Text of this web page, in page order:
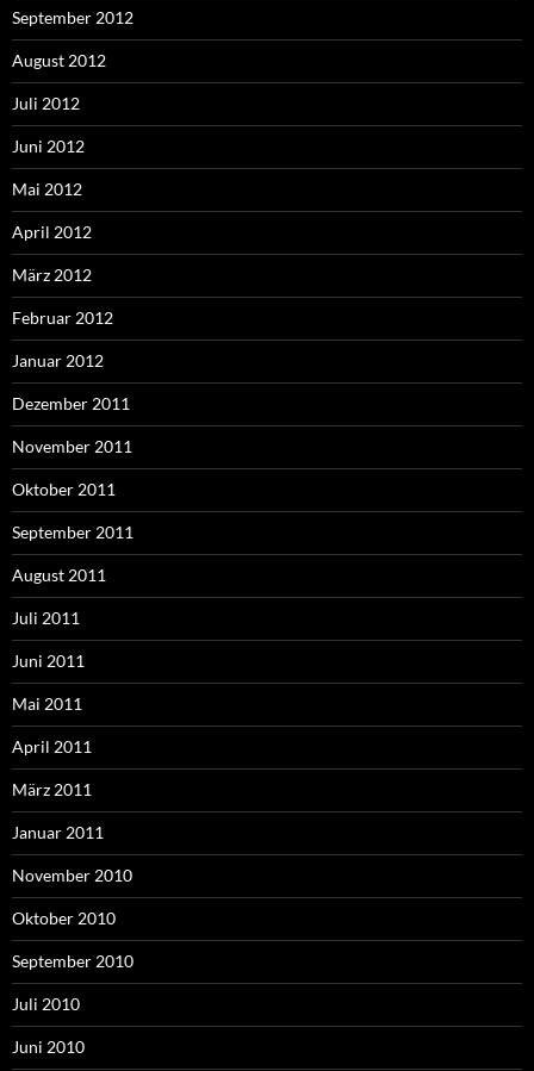
September 2012
August 2012
Juli 2012
Juni 2012
Mai 2012
April 2012
März 2012
Februar 2012
Januar 2012
Dezember 2011
November 2011
Oktober 2011
September 2011
August 2011
Juli 2011
Juni 2011
Mai 2011
April 2011
März 2011
Januar 2011
November 2010
Oktober 2010
September 2010
Juli 2010
Juni 2010